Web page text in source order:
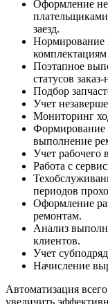
Оформление
заезд.
Нормирование
Поэтапное
статусов заказ-
Подбор
Учет
Мониторинг
Формирование
выполнение
Учет рабочего
Работа с
периодов
Оформление
ремонтам.
Анализ
клиентов.
Учет
Начисление
Автоматизация
увеличить